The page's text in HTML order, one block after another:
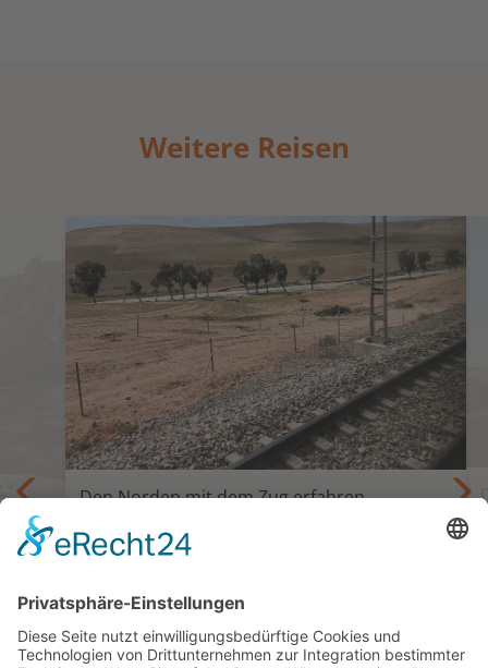
Weitere Reisen
Den Norden mit dem Zug erfahren
Privatreise Marokko mit dem Zug